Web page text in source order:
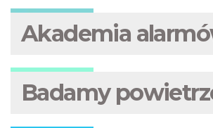
Akademia
Badamy